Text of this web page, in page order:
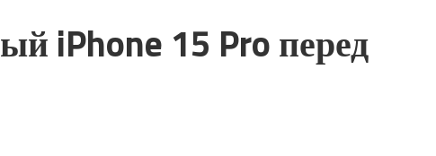
iPhone 15 Pro перед